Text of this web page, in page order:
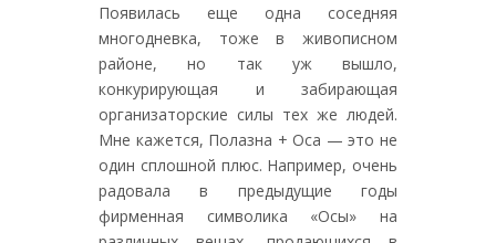
Появилась еще одна соседняя
многодневка, тоже в живописном
районе, но так уж вышло,
конкурирующая и забирающая
организаторские силы тех же людей.
Мне кажется, Полазна + Оса — это не
один сплошной плюс. Например, очень
радовала в предыдущие годы
фирменная символика «Осы» на